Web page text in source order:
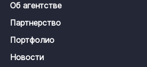
Об агентстве
Партнерство
Портфолио
Новости